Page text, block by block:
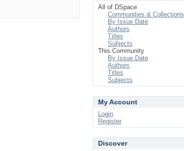
All of DSpace
Communities & Collections
By Issue Date
Authors
Titles
Subjects
This Community
By Issue Date
Authors
Titles
Subjects
My Account
Login
Register
Discover